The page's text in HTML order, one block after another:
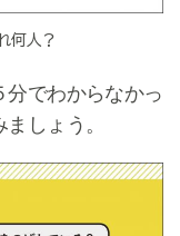
何人？
でわからなかっ
しょう。